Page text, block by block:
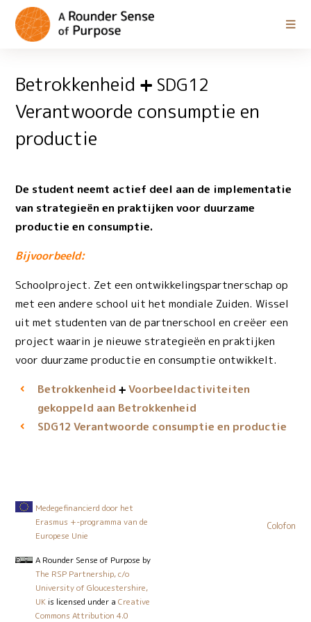
Betrokkenheid SDG12
Verantwoorde consumptie en
productie
De student neemt actief deel aan de implementatie
van strategieën en praktijken voor duurzame
productie en consumptie.
Bijvoorbeeld:
Schoolproject. Zet een ontwikkelingspartnerschap op
met een andere school uit het mondiale Zuiden. Wissel
uit met studenten van de partnerschool en creëer een
project waarin je nieuwe strategieën en praktijken
voor duurzame productie en consumptie ontwikkelt.
Betrokkenheid
Voorbeeld­activiteiten
gekoppeld aan Betrokkenheid
SDG12 Verantwoorde consumptie en productie
Medegefinancierd door het
Erasmus +-programma van de
Europese Unie
A Rounder Sense of Purpose by
The RSP Partnership, c/o
University of Gloucestershire,
UK is licensed under aCreative
Commons Attribution 4.0
Colofon